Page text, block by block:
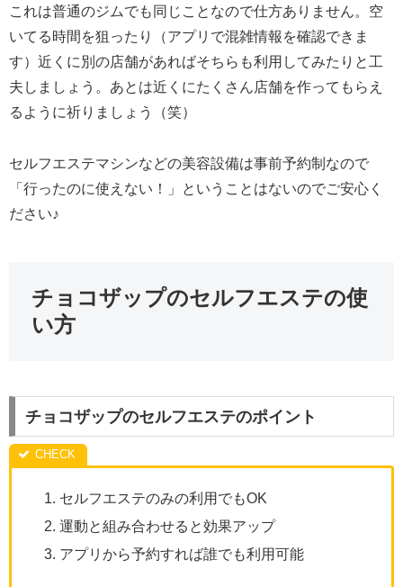
これは普通のジムでも同じことなので仕方ありません。空
いてる時間を狙ったり（アプリで混雑情報を確認できま
す）近くに別の店舗があればそちらも利用してみたりと工
夫しましょう。あとは近くにたくさん店舗を作ってもらえ
るように祈りましょう（笑）
セルフエステマシンなどの美容設備は事前予約制なので
「行ったのに使えない！」ということはないのでご安心く
ださい♪
チョコザップのセルフエステの使
い方
チョコザップのセルフエステのポイント
セルフエステのみの利用でもOK
運動と組み合わせると効果アップ
アプリから予約すれば誰でも利用可能